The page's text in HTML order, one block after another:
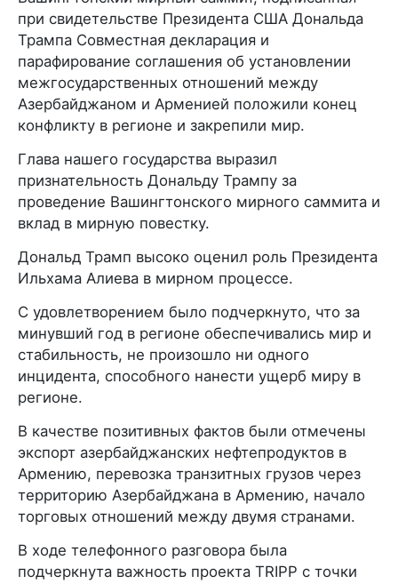
при свидетельстве Президента США Дональда
Трампа Совместная декларация и
парафирование соглашения об установлении
межгосударственных отношений между
Азербайджаном и Арменией положили конец
конфликту в регионе и закрепили мир.
Глава нашего государства выразил
признательность Дональду Трампу за
проведение Вашингтонского мирного саммита и
вклад в мирную повестку.
Дональд Трамп высоко оценил роль Президента
Ильхама Алиева в мирном процессе.
С удовлетворением было подчеркнуто, что за
минувший год в регионе обеспечивались мир и
стабильность, не произошло ни одного
инцидента, способного нанести ущерб миру в
регионе.
В качестве позитивных фактов были отмечены
экспорт азербайджанских нефтепродуктов в
Армению, перевозка транзитных грузов через
территорию Азербайджана в Армению, начало
торговых отношений между двумя странами.
В ходе телефонного разговора была
подчеркнута важность проекта TRIPP с точки